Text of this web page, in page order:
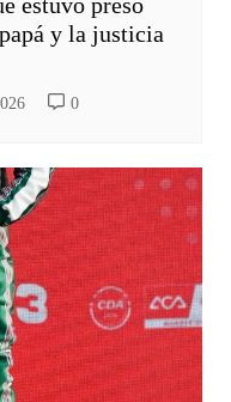
estuvo preso
y la justicia
0